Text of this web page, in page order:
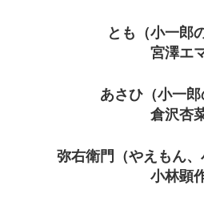
とも（小一郎
宮澤エ
あさひ（小一
倉沢杏
弥右衛門（やえもん
小林顕